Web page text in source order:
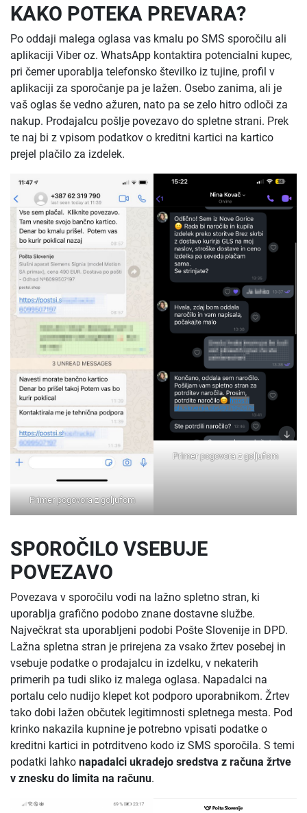
KAKO POTEKA PREVARA?
Po oddaji malega oglasa vas kmalu po SMS sporočilu ali
aplikaciji Viber oz. WhatsApp kontaktira potencialni kupec,
pri čemer uporablja telefonsko številko iz tujine, profil v
aplikaciji za sporočanje pa je lažen. Osebo zanima, ali je
vaš oglas še vedno ažuren, nato pa se zelo hitro odloči za
nakup. Prodajalcu pošlje povezavo do spletne strani. Prek
te naj bi z vpisom podatkov o kreditni kartici na kartico
prejel plačilo za izdelek.
Primer pogovora z goljufom
Primer pogovora z goljufom
SPOROČILO VSEBUJE
POVEZAVO
Povezava v sporočilu vodi na lažno spletno stran, ki
uporablja grafično podobo znane dostavne službe.
Največkrat sta uporabljeni podobi Pošte Slovenije in DPD.
Lažna spletna stran je prirejena za vsako žrtev posebej in
vsebuje podatke o prodajalcu in izdelku, v nekaterih
primerih pa tudi sliko iz malega oglasa. Napadalci na
portalu celo nudijo klepet kot podporo uporabnikom. Žrtev
tako dobi lažen občutek legitimnosti spletnega mesta. Pod
krinko nakazila kupnine je potrebno vpisati podatke o
kreditni kartici in potrditveno kodo iz SMS sporočila. S temi
podatki lahko napadalci ukradejo sredstva z računa žrtve
v znesku do limita na računu.